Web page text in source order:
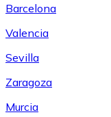
Barcelona
Valencia
Sevilla
Zaragoza
Murcia